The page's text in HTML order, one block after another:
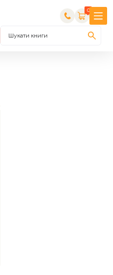
0
Шукати книги